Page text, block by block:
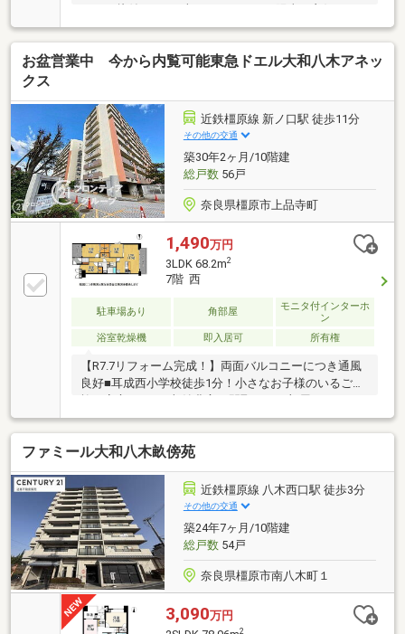
っきり片付きます■南西バルコニーで陽当り良好です■
室内丁寧にお使いできれいなお部屋です
お盆営業中 今から内覧可能東急ドエル大和八木アネッ
クス
近鉄橿原線 新ノ口駅 徒歩11分
その他の交通
築30年2ヶ月/10階建
総戸数56戸
奈良県橿原市上品寺町
1,490万円
3LDK 68.2m2
7階 西
駐車場あり 角部屋
モニタ付インターホ
ン
浴室乾燥機
即入居可 所有権
【R7.7リフォーム完成！】両面バルコニーにつき通風
良好■耳成西小学校徒歩1分！小さなお子様のいるご家
族も安心ですね■収納豊富な間取りでお部屋をスッキ
リとお使いいただけます
ファミール大和八木畝傍苑
近鉄橿原線 八木西口駅 徒歩3分
その他の交通
築24年7ヶ月/10階建
総戸数54戸
奈良県橿原市南八木町１
3,090万円
2